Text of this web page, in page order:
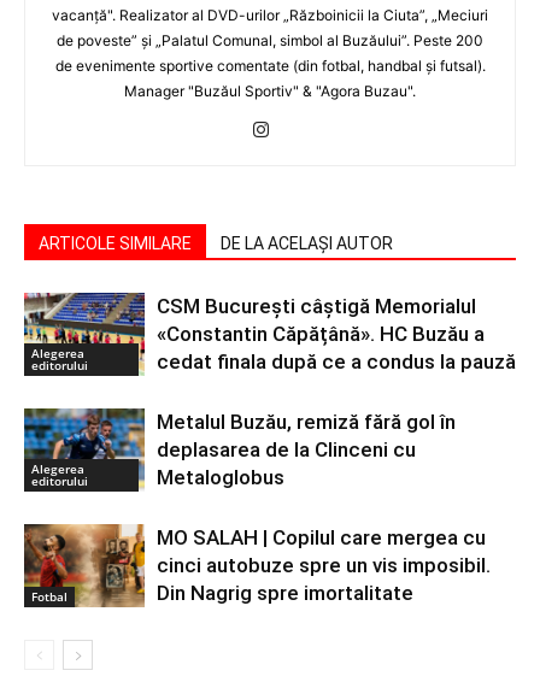
vacanţă". Realizator al DVD-urilor „Războinicii la Ciuta”, „Meciuri
de poveste” şi „Palatul Comunal, simbol al Buzăului”. Peste 200
de evenimente sportive comentate (din fotbal, handbal şi futsal).
Manager "Buzăul Sportiv" & "Agora Buzau".
ARTICOLE SIMILARE DE LA ACELAȘI AUTOR
Alegerea
editorului
CSM București câștigă Memorialul
«Constantin Căpățână». HC Buzău a
cedat finala după ce a condus la pauză
Alegerea
editorului
Metalul Buzău, remiză fără gol în
deplasarea de la Clinceni cu
Metaloglobus
Fotbal
MO SALAH | Copilul care mergea cu
cinci autobuze spre un vis imposibil.
Din Nagrig spre imortalitate